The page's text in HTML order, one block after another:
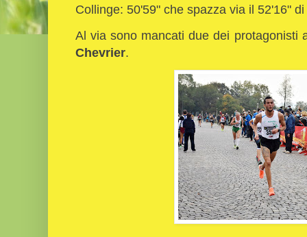
Collinge: 50'59" che spazza via il 52'16"
Al via sono mancati due dei protagonisti
Chevrier.